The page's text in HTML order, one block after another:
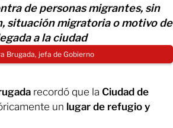
de personas migrantes, sin
situación migratoria o motivo de
a la ciudad
Brugada, jefa de Gobierno
recordó que la Ciudad de
un lugar de refugio y